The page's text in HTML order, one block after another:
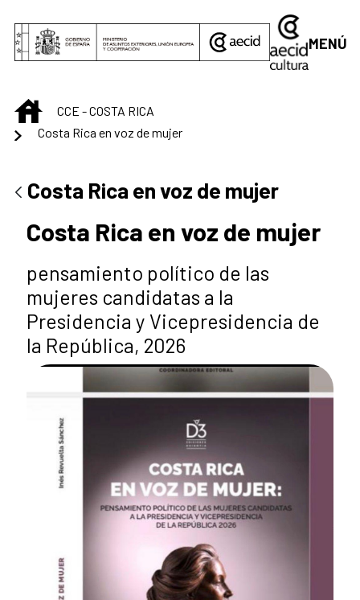
MENÚ
INICIO
CCE - COSTA RICA
Costa Rica en voz de mujer
Costa Rica en voz de mujer
Costa Rica en voz de mujer
pensamiento político de las
mujeres candidatas a la
Presidencia y Vicepresidencia de
la República, 2026